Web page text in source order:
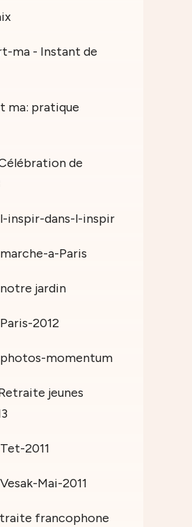
ma - Instant de
ma: pratique
de
inspir-dans-l-inspir
a-Paris
jardin
2012
momentum
jeunes
2011
Mai-2011
francophone